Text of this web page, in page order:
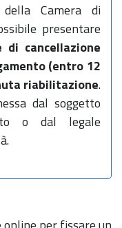
Camera di
presentare
di cancellazione
(entro 12
riabilitazione.
dal soggetto
o dal legale